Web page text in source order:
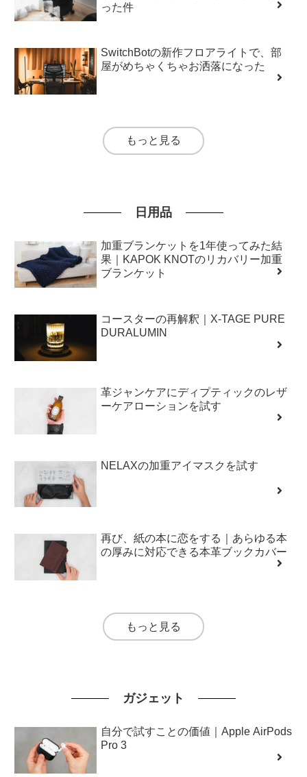
った件
SwitchBotの新作フロアライトで、部
屋がめちゃくちゃお洒落になった
もっと見る
日用品
加重ブランケットを1年使ってみた結
果｜KAPOK KNOTのリカバリー加重
ブランケット
コースターの再解釈｜X-TAGE PURE
DURALUMIN
革ジャンケアにディプティックのレザ
ーケアローションを試す
NELAXの加重アイマスクを試す
再び、紙の本に恋をする｜あらゆる本
の厚みに対応できる本革ブックカバー
もっと見る
ガジェット
自分で試すことの価値｜Apple AirPods
Pro 3